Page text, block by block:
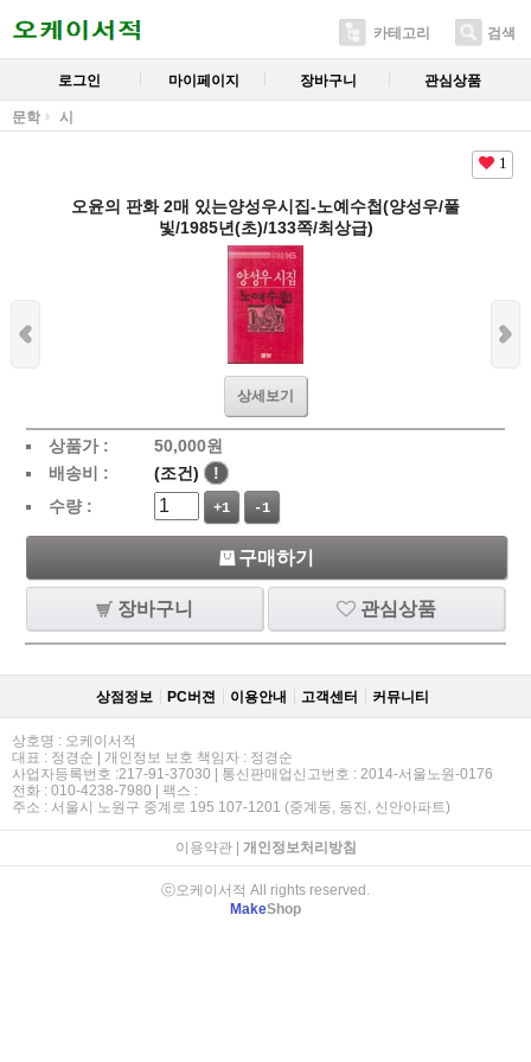
카테고리 검색
로그인 마이페이지 장바구니 관심상품
문학 시
1
오윤의 판화 2매 있는양성우시집-노예수첩(양성우/풀
빛/1985년(초)/133쪽/최상급)
상세보기
상품가 : 50,000원
배송비 :
(조건)
!
수량 :
+1 -1
구매하기
장바구니 관심상품
상점정보 PC버젼 이용안내 고객센터 커뮤니티
상호명 : 오케이서적
대표 : 정경순 | 개인정보 보호 책임자 : 정경순
사업자등록번호 :217-91-37030 | 통신판매업신고번호 : 2014-서울노원-0176
전화 : 010-4238-7980 | 팩스 :
주소 : 서울시 노원구 중계로 195 107-1201 (중계동, 동진, 신안아파트)
이용약관| 개인정보처리방침
ⓒ오케이서적 All rights reserved.
MakeShop